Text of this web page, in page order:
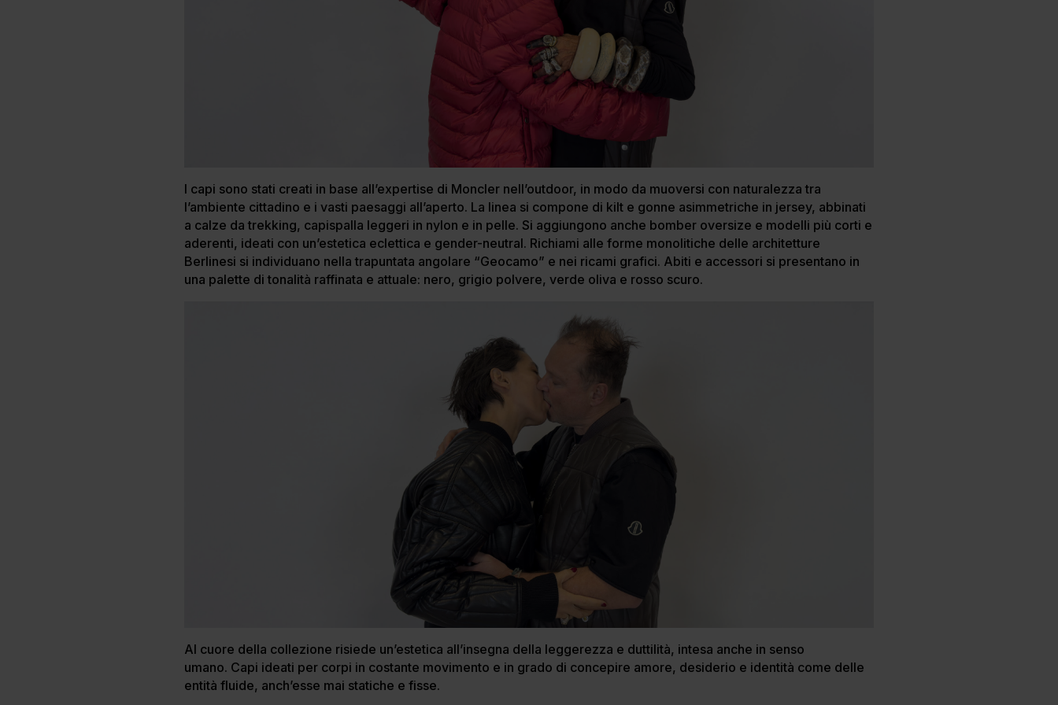
I capi sono stati creati in base all’expertise di Moncler nell’outdoor, in modo da muoversi con naturalezza tra
l’ambiente cittadino e i vasti paesaggi all’aperto. La linea si compone di kilt e gonne asimmetriche in jersey, abbinati
a calze da trekking, capispalla leggeri in nylon e in pelle. Si aggiungono anche bomber oversize e modelli più corti e
aderenti, ideati con un’estetica eclettica e gender-neutral. Richiami alle forme monolitiche delle architetture
Berlinesi si individuano nella trapuntata angolare “Geocamo” e nei ricami grafici. Abiti e accessori si presentano in
una palette di tonalità raffinata e attuale: nero, grigio polvere, verde oliva e rosso scuro.
Al cuore della collezione risiede un’estetica all’insegna della leggerezza e duttilità, intesa anche in senso
umano. Capi ideati per corpi in costante movimento e in grado di concepire amore, desiderio e identità come delle
entità fluide, anch’esse mai statiche e fisse.